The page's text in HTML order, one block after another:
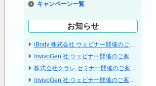
キャンペーン
お知らせ
iBody 株式会社 ウェビナー開催のご案内
InvivoGen 社 ウェビナー開催のご案内「Discover our cell lines and their applications」
株式会社クラレ セミナー開催のご案内 ─ インターフェックス Week 東京 / 再生医療 EXPO 東京
InvivoGen 社 ウェビナー開催のご案内「Powering Cytokine Research」